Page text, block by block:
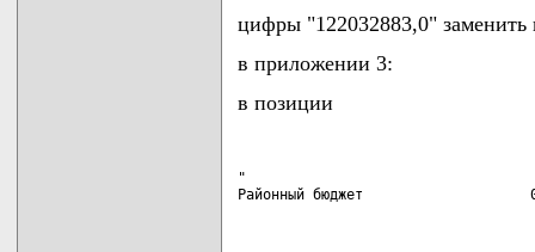
цифры "122032883,0"
в приложении 3:
в позиции
"
Районный бюджет